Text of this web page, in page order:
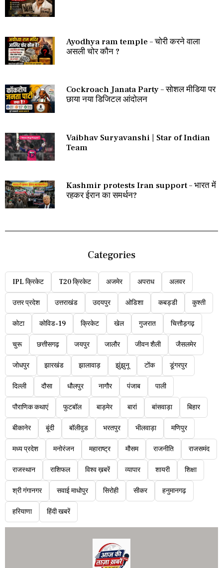
Ayodhya ram temple – चोरी करने वाला
असली चोर कौन ?
Cockroach Janata Party – सोशल मीडिया पर
छाया नया डिजिटल आंदोलन
Vaibhav Suryavanshi | Star of Indian
Team
Kashmir protests Iran support – भारत में
रहकर ईरान का समर्थन?
Categories
IPL क्रिकेट T20 क्रिकेट अजमेर अपराध अलवर
उत्तर प्रदेश उत्तराखंड उदयपुर ओडिशा कबड्डी कुश्ती
कोटा कोविड-19 क्रिकेट खेल गुजरात चित्तौड़गढ़
चुरू छत्तीसगढ़ जयपुर जालौर जीवन शैली जैसलमेर
जोधपुर झारखंड झालावाड़ झुंझुनू टोंक डूंगरपुर
दिल्ली दौसा धौलपुर नागौर पंजाब पाली
पौराणिक कथाएं फुटबॉल बाड़मेर बारां बांसवाड़ा बिहार
बीकानेर बूंदी बॉलीवुड भरतपुर भीलवाड़ा मणिपुर
मध्य प्रदेश मनोरंजन महाराष्ट्र मौसम राजनीति राजसमंद
राजस्थान राशिफल विश्व ख़बरें व्यापार शायरी शिक्षा
श्री गंगानगर सवाई माधोपुर सिरोही सीकर हनुमानगढ़
हरियाणा हिंदी खबरें